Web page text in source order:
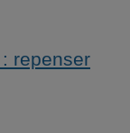
repenser